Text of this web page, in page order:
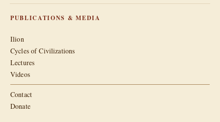
PUBLICATIONS & MEDIA
Ilion
Cycles of Civilizations
Lectures
Videos
Contact
Donate